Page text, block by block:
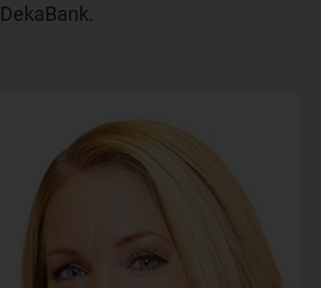
DekaBank.